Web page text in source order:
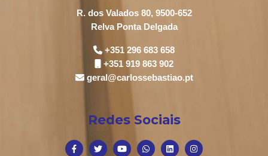
R. dos Valados 80, 9500-652
Relva Ponta Delgada
+351 296 683 658
+351 919 863 902
geral@carlossebastiao.pt
Redes Sociais